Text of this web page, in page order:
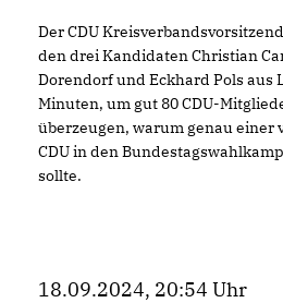
Der CDU
den drei Kandidaten Christian
Dorendorf und Eckhard Pols aus
Minuten, um gut 80 CDU-
überzeugen, warum genau einer
CDU in den
sollte.
18.09.2024, 20:54 Uhr